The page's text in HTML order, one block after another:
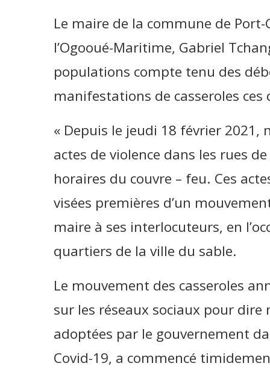
Le maire de la commune de
l’Ogooué-Maritime, Gabriel
populations compte tenu des
manifestations de casseroles ces
« Depuis le jeudi 18 février 2021,
actes de violence dans les rues
horaires du couvre – feu. Ces
visées premières d’un
maire à ses interlocuteurs, en
quartiers de la ville du sable.
Le mouvement des casseroles
sur les réseaux sociaux pour
adoptées par le gouvernement
Covid-19, a commencé